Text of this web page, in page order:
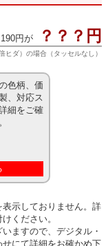
円が ？？？円
ダ）の場合（タッセルなし）
色柄、価
、対応ス
細をご確
示しておりません。詳
ください。
ますので、デジタル・
にて詳細をお確かめ下